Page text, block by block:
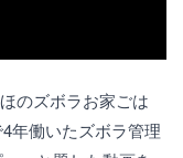
のズボラお家ごは
年働いたズボラ管理